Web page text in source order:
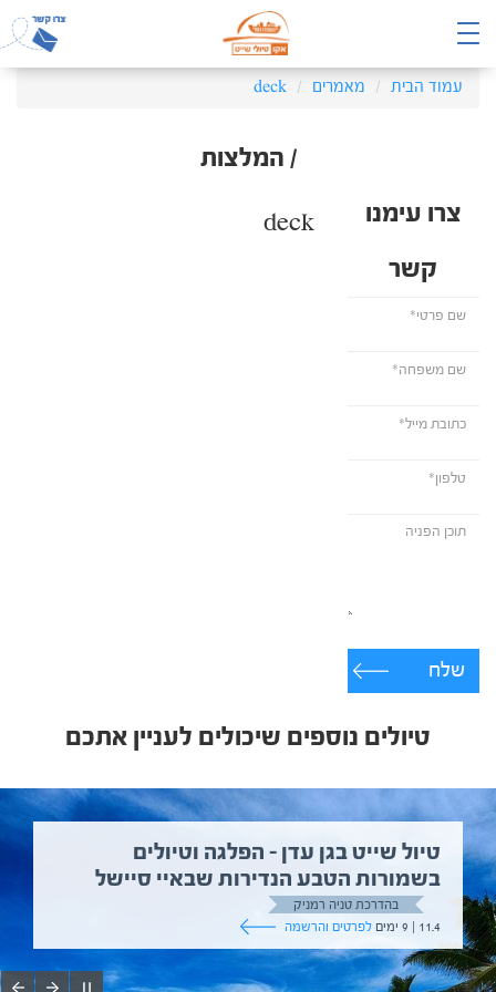
עמוד הבית מאמרים deck
/ המלצות
צרו עימנו
קשר
שלח
deck
טיולים נוספים שיכולים לעניין אתכם
טיול שייט בגן עדן – הפלגה וטיולים
בשמורות הטבע הנדירות שבאיי סיישל
בהדרכת טניה רמניק
11.4 | 9 ימים
לפרטים והרשמה